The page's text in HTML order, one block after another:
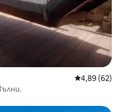
Средна
4,89 (62)